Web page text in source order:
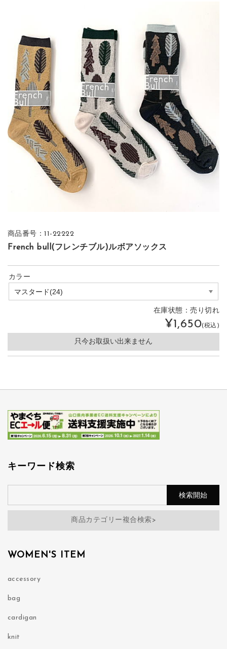
商品番号：11-22222
French bull(フレンチブル)ルボアソックス
カラー
在庫状態：売り切れ
¥1,650(税込)
只今お取扱い出来ません
キーワード検索
商品カテゴリー複合検索>
WOMEN'S ITEM
accessory
bag
cardigan
knit